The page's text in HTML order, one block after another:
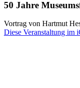
50 Jahre
Vortrag von Hartmut
Diese Veranstaltung im